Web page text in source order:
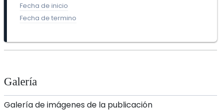
Fecha de inicio
Fecha de termino
Galería
Galería de imágenes de la publicación